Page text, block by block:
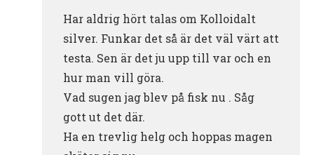
Har aldrig hört talas om Kolloidalt
silver. Funkar det så är det väl värt att
testa. Sen är det ju upp till var och en
hur man vill göra.
Vad sugen jag blev på fisk nu . Såg
gott ut det där.
Ha en trevlig helg och hoppas magen